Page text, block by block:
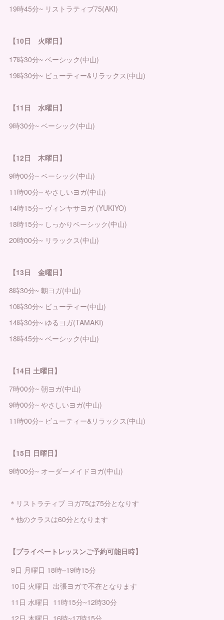
19時45分~ リストラティブ75(AKI)
【10日 火曜日】
17時30分~ ベーシック(中山)
19時30分~ ビューティー&リラックス(中山)
【11日 水曜日】
9時30分~ ベーシック(中山)
【12日 木曜日】
9時00分~ ベーシック(中山)
11時00分~ やさしいヨガ(中山)
14時15分~ ヴィンヤサヨガ (YUKIYO)
18時15分~ しっかりベーシック(中山)
20時00分~ リラックス(中山)
【13日 金曜日】
8時30分~ 朝ヨガ(中山)
10時30分~ ビューティー(中山)
14時30分~ ゆるヨガ(TAMAKI)
18時45分~ ベーシック(中山)
【14日 土曜日】
7時00分~ 朝ヨガ(中山)
9時00分~ やさしいヨガ(中山)
11時00分~ ビューティー&リラックス(中山)
【15日 日曜日】
9時00分~ オーダーメイドヨガ(中山)
＊リストラティブ ヨガ75は75分となりす
＊他のクラスは60分となります
【プライベートレッスンご予約可能日時】
9日 月曜日 18時~19時15分
10日 火曜日 出張ヨガで不在となります
11日 水曜日 11時15分~12時30分
12日 木曜日 16時~17時15分